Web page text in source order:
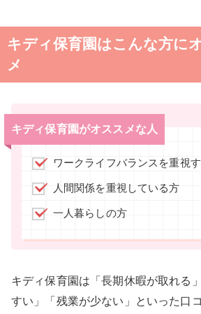
キディ保育園はこんな方に
メ
キディ保育園がオススメな人
ワークライフバランスを重視
人間関係を重視している方
一人暮らしの方
キディ保育園は「長期休暇が取れる
すい」「残業が少ない」といった口